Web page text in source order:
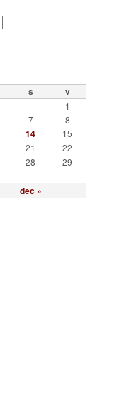
s v
dec »
1
7
8
14
15
21
22
28 29